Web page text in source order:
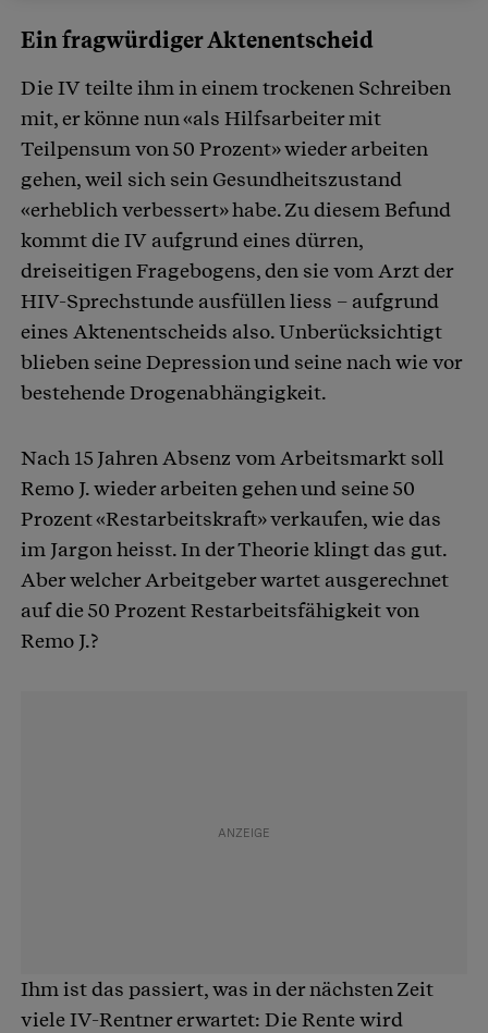
Ein fragwürdiger Aktenentscheid
Die IV teilte ihm in einem trockenen Schreiben
mit, er könne nun «als Hilfsarbeiter mit
Teilpensum von 50 Prozent» wieder arbeiten
gehen, weil sich sein Gesundheitszustand
«erheblich verbessert» habe. Zu diesem Befund
kommt die IV aufgrund eines dürren,
dreiseitigen Fragebogens, den sie vom Arzt der
HIV-Sprechstunde ausfüllen liess – aufgrund
eines Aktenentscheids also. Unberücksichtigt
blieben seine Depression und seine nach wie vor
bestehende Drogenabhängigkeit.
Nach 15 Jahren Absenz vom Arbeitsmarkt soll
Remo J. wieder arbeiten gehen und seine 50
Prozent «Restarbeitskraft» verkaufen, wie das
im Jargon heisst. In der Theorie klingt das gut.
Aber welcher Arbeitgeber wartet ausgerechnet
auf die 50 Prozent Restarbeitsfähigkeit von
Remo J.?
Ihm ist das passiert, was in der nächsten Zeit
viele IV-Rentner erwartet: Die Rente wird